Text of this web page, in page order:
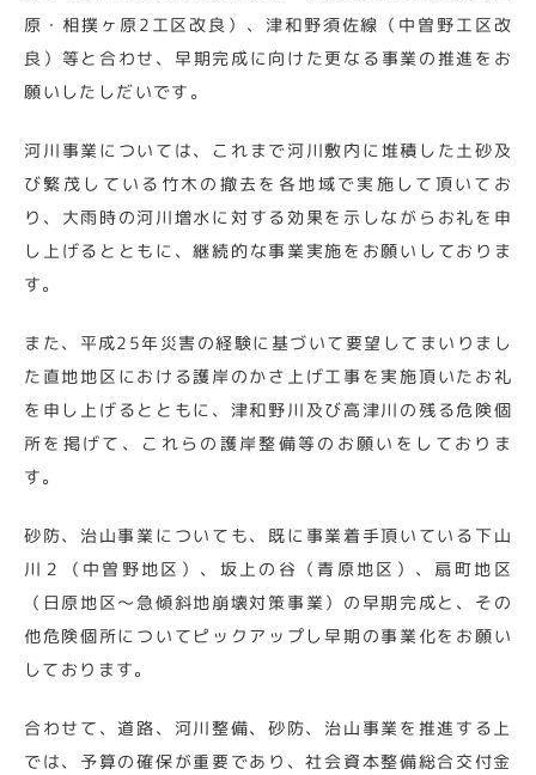
原・相撲ヶ原2工区改良）、津和野須佐線（中曽野工区改
良）等と合わせ、早期完成に向けた更なる事業の推進をお
願いしたしだいです。
河川事業については、これまで河川敷内に堆積した土砂及
び繁茂している竹木の撤去を各地域で実施して頂いてお
り、大雨時の河川増水に対する効果を示しながらお礼を申
し上げるとともに、継続的な事業実施をお願いしておりま
す。
また、平成25年災害の経験に基づいて要望してまいりまし
た直地地区における護岸のかさ上げ工事を実施頂いたお礼
を申し上げるとともに、津和野川及び高津川の残る危険個
所を掲げて、これらの護岸整備等のお願いをしておりま
す。
砂防、治山事業についても、既に事業着手頂いている下山
川２（中曽野地区）、坂上の谷（青原地区）、扇町地区
（日原地区～急傾斜地崩壊対策事業）の早期完成と、その
他危険個所についてピックアップし早期の事業化をお願い
しております。
合わせて、道路、河川整備、砂防、治山事業を推進する上
では、予算の確保が重要であり、社会資本整備総合交付金